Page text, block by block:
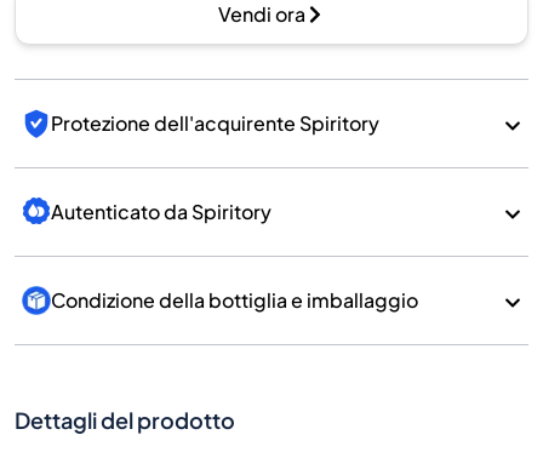
Vendi ora
Protezione dell'acquirente Spiritory
Autenticato da Spiritory
Condizione della bottiglia e imballaggio
Dettagli del prodotto